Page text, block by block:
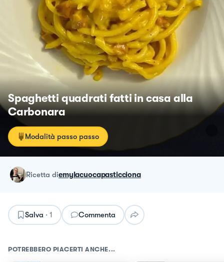
Spaghetti quadrati fatti in casa alla
Carbonara
Modalità passo passo
ricetta diemylacuocapasticciona
Salva · 1 Commenta
POTREBBERO PIACERTI ANCHE...